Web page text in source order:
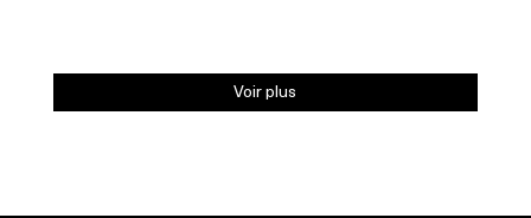
Voir plus